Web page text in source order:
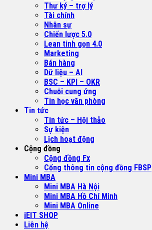
Thư ký – trợ lý
Tài chính
Nhân sự
Chiến lược 5.0
Lean tinh gọn 4.0
Marketing
Bán hàng
Dữ liệu – AI
BSC – KPI – OKR
Chuỗi cung ứng
Tin học văn phòng
Tin tức
Tin tức – Hội thảo
Sự kiện
Lịch hoạt động
Cộng đồng
Cộng đồng Fx
Cổng thông tin cộng đồng FBSP
Mini MBA
Mini MBA Hà Nội
Mini MBA Hồ Chí Minh
Mini MBA Online
iEIT SHOP
Liên hệ